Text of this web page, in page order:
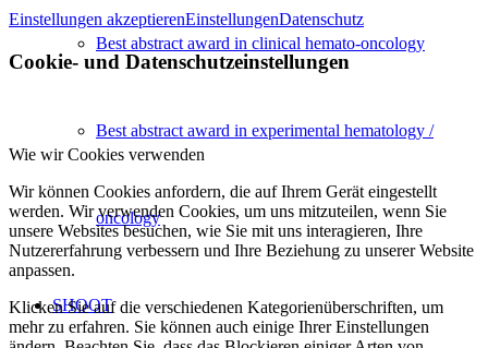
Best abstract award in clinical hemato-oncology
Best abstract award in experimental hematology /
oncology
SHOOT
Einstellungen akzeptierenEinstellungenDatenschutz
Cookie- und Datenschutzeinstellungen
Wie wir Cookies verwenden
Wir können Cookies anfordern, die auf Ihrem Gerät eingestellt
werden. Wir verwenden Cookies, um uns mitzuteilen, wenn Sie
unsere Websites besuchen, wie Sie mit uns interagieren, Ihre
Nutzererfahrung verbessern und Ihre Beziehung zu unserer Website
anpassen.
Klicken Sie auf die verschiedenen Kategorienüberschriften, um
mehr zu erfahren. Sie können auch einige Ihrer Einstellungen